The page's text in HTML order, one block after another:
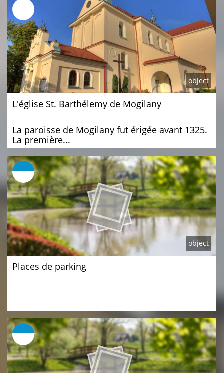
object
L'église St. Barthélemy de Mogilany
La paroisse de Mogilany fut érigée avant 1325.
La première...
object
Places de parking